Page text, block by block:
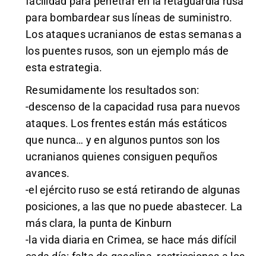
para bombardear sus líneas de suministro.
Los ataques ucranianos de estas semanas a
los puentes rusos, son un ejemplo más de
esta estrategia.
Resumidamente los resultados son:
-descenso de la capacidad rusa para nuevos
ataques. Los frentes están más estáticos
que nunca… y en algunos puntos son los
ucranianos quienes consiguen pequños
avances.
-el ejército ruso se está retirando de algunas
posiciones, a las que no puede abastecer. La
más clara, la punta de Kinburn
-la vida diaria en Crimea, se hace más difícil